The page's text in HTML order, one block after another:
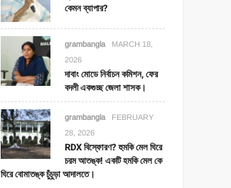
কেমন ব্যাপার?
grambangla
MARCH 18,
2026
দাবাং মোডে নির্বাচন কমিশন, ফের
বদলী একগুচ্ছ জেলা শাসক।
grambangla
FEBRUARY
28, 2026
RDX বিস্ফোরণ? হুমকি মেল ঘিরে
চরম আতঙ্ক! একটি হমকি মেল কে
ঘিরে বোমাতঙ্ক চুঁচুড়া আদালতে।